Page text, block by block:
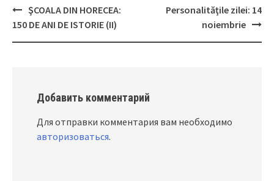
Post
navigation
ŞCOALA DIN HORECEA:
150 DE ANI DE ISTORIE (II)
Personalităţile zilei: 14
noiembrie
Добавить комментарий
Для отправки комментария вам необходимо
авторизоваться.